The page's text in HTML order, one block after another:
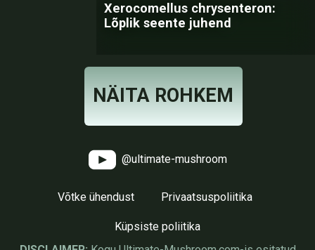
Xerocomellus chrysenteron:
Lõplik seente juhend
NÄITA ROHKEM
@ultimate-mushroom
Võtke ühendust Privaatsuspoliitika
Küpsiste poliitika